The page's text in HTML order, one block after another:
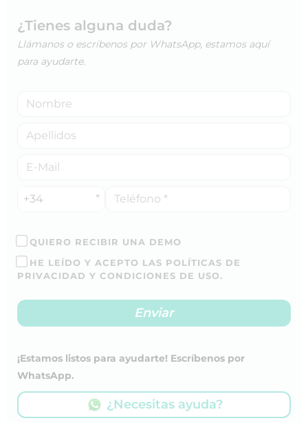
¿Tienes alguna duda?
Llámanos o escríbenos por WhatsApp, estamos aquí
para ayudarte.
+34
QUIERO RECIBIR UNA DEMO
HE LEÍDO Y ACEPTO LAS POLÍTICAS DE
PRIVACIDAD Y CONDICIONES DE USO.
¡Estamos listos para ayudarte! Escríbenos por
WhatsApp.
¿Necesitas ayuda?